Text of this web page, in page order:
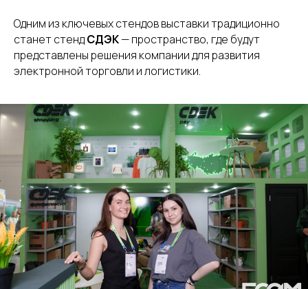
Одним из ключевых стендов выставки традиционно
станет стендСДЭК— пространство, где будут
представлены решения компании для развития
электронной торговли и логистики.